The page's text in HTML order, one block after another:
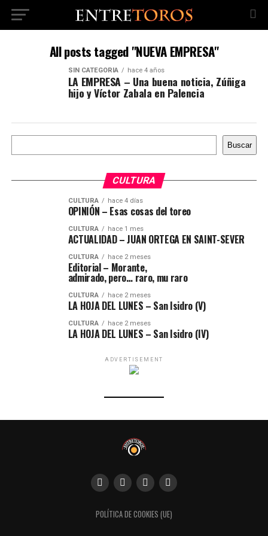
All posts tagged "NUEVA EMPRESA"
SIN CATEGORÍA hace 4 años
LA EMPRESA – Una buena noticia, Zúñiga
hijo y Víctor Zabala en Palencia
Buscar
Buscar
CULTURA
CULTURA hace 4 días
OPINIÓN – Esas cosas del toreo
CULTURA hace 1 mes
ACTUALIDAD – JUAN ORTEGA EN SAINT-SEVER
CULTURA hace 2 meses
Editorial – Morante,
admirado, pero… raro, mu raro
CULTURA hace 2 meses
LA HOJA DEL LUNES – San Isidro (V)
CULTURA hace 2 meses
LA HOJA DEL LUNES – San Isidro (IV)
ADVERTISEMENT
POLÍTICA DE COOKIES (UE)